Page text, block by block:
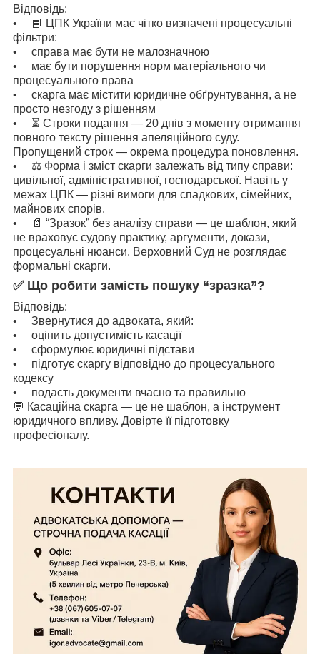
Відповідь:
• 📘 ЦПК України має чітко визначені процесуальні
фільтри:
• справа має бути не малозначною
• має бути порушення норм матеріального чи
процесуального права
• скарга має містити юридичне обґрунтування, а не
просто незгоду з рішенням
• ⏳ Строки подання — 20 днів з моменту отримання
повного тексту рішення апеляційного суду.
Пропущений строк — окрема процедура поновлення.
• ⚖️ Форма і зміст скарги залежать від типу справи:
цивільної, адміністративної, господарської. Навіть у
межах ЦПК — різні вимоги для спадкових, сімейних,
майнових спорів.
• 📄 “Зразок” без аналізу справи — це шаблон, який
не враховує судову практику, аргументи, докази,
процесуальні нюанси. Верховний Суд не розглядає
формальні скарги.
✅ Що робити замість пошуку “зразка”?
Відповідь:
• Звернутися до адвоката, який:
• оцінить допустимість касації
• сформулює юридичні підстави
• підготує скаргу відповідно до процесуального
кодексу
• подасть документи вчасно та правильно
💬 Касаційна скарга — це не шаблон, а інструмент
юридичного впливу. Довірте її підготовку
професіоналу.